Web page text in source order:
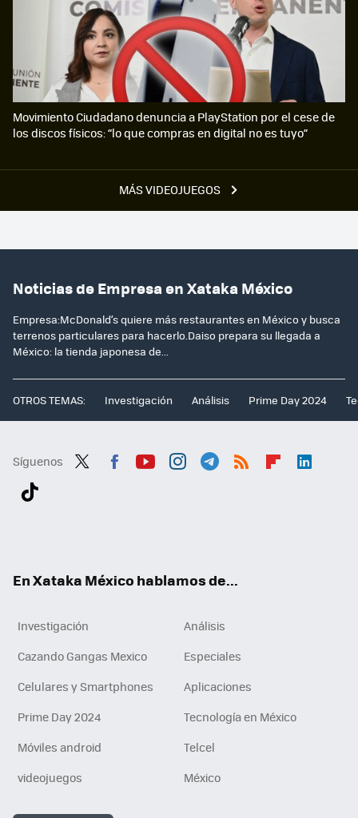
MÁS VIDEOJUEGOS
Movimiento Ciudadano denuncia a PlayStation por el cese de
los discos físicos: “lo que compras en digital no es tuyo”
Noticias de Empresa en Xataka México
Empresa:McDonald’s quiere más restaurantes en México y busca
terrenos particulares para hacerlo.Daiso prepara su llegada a
México: la tienda japonesa de...
OTROS TEMAS: Investigación Análisis Prime Day 2024
Síguenos
En Xataka México hablamos de...
Investigación
Análisis
Cazando Gangas Mexico
Especiales
Celulares y Smartphones
Aplicaciones
Prime Day 2024
Tecnología en México
Móviles android
Telcel
videojuegos
México